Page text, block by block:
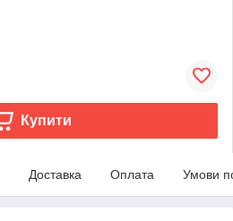
Купити
Доставка Оплата Умови